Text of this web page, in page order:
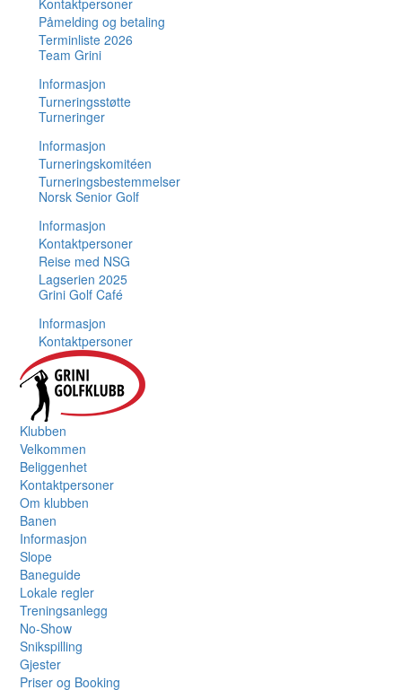
Kontaktpersoner
Påmelding og betaling
Terminliste 2026
Team Grini
Informasjon
Turneringsstøtte
Turneringer
Informasjon
Turneringskomitéen
Turneringsbestemmelser
Norsk Senior Golf
Informasjon
Kontaktpersoner
Reise med NSG
Lagserien 2025
Grini Golf Café
Informasjon
Kontaktpersoner
Klubben
Velkommen
Beliggenhet
Kontaktpersoner
Om klubben
Banen
Informasjon
Slope
Baneguide
Lokale regler
Treningsanlegg
No-Show
Snikspilling
Gjester
Priser og Booking